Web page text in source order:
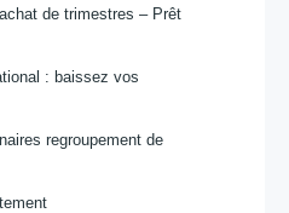
de trimestres – Prêt
: baissez vos
regroupement de